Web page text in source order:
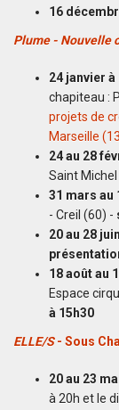
16
Plume - Nouvelle
24 janvier à
chapiteau :
projets de
Marseille
24 au 28
Saint
31 mars au
- Creil (60) -
20 au 28
18 août au
Espace
à 15h30
ELLE/S- Sous
20 au 23
à 20h et le